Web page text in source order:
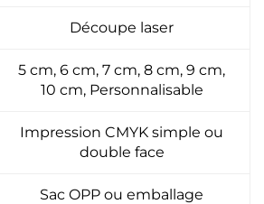
Découpe laser
5 cm, 6 cm, 7 cm, 8 cm, 9 cm,
10 cm, Personnalisable
Impression CMYK simple ou
double face
Sac OPP ou emballage